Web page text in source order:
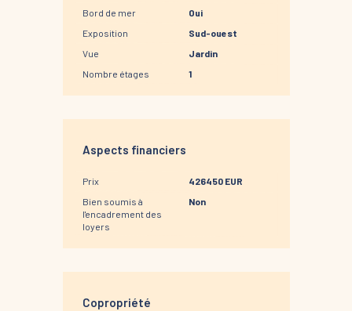
Bord de mer
Oui
Exposition
Sud-ouest
Vue
Jardin
Nombre étages
1
Aspects financiers
Prix
426450 EUR
Bien soumis à
l'encadrement des
loyers
Non
Copropriété